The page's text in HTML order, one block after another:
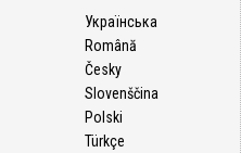
Українська
Română
Česky
Slovenščina
Polski
Türkçe